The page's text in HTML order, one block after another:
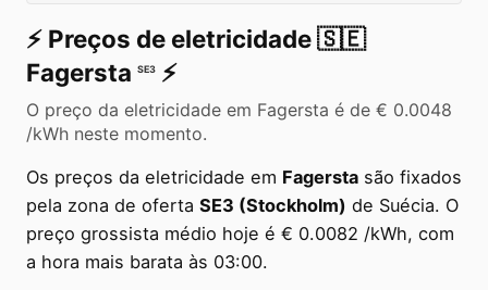
⚡️ Preços de eletricidade🇸🇪
Fagersta SE3 ⚡️
O preço da eletricidade em Fagersta é de € 0.0048
/kWh neste momento.
Os preços da eletricidade em Fagersta são fixados
pela zona de oferta SE3 (Stockholm) de Suécia. O
preço grossista médio hoje é € 0.0082 /kWh, com
a hora mais barata às 03:00.